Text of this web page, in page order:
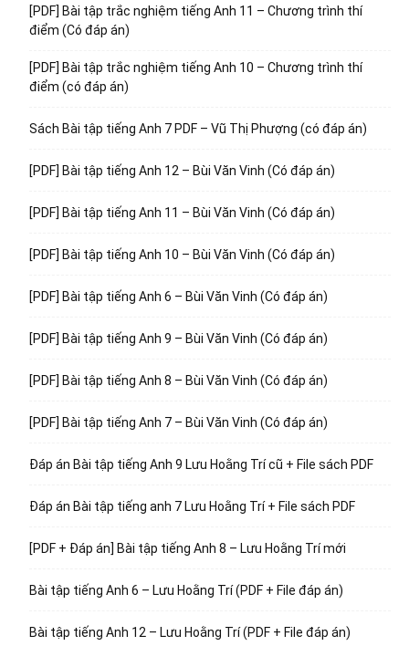
[PDF] Bài tập trắc nghiệm tiếng Anh 11 – Chương trình thí
điểm (Có đáp án)
[PDF] Bài tập trắc nghiệm tiếng Anh 10 – Chương trình thí
điểm (có đáp án)
Sách Bài tập tiếng Anh 7 PDF – Vũ Thị Phượng (có đáp án)
[PDF] Bài tập tiếng Anh 12 – Bùi Văn Vinh (Có đáp án)
[PDF] Bài tập tiếng Anh 11 – Bùi Văn Vinh (Có đáp án)
[PDF] Bài tập tiếng Anh 10 – Bùi Văn Vinh (Có đáp án)
[PDF] Bài tập tiếng Anh 6 – Bùi Văn Vinh (Có đáp án)
[PDF] Bài tập tiếng Anh 9 – Bùi Văn Vinh (Có đáp án)
[PDF] Bài tập tiếng Anh 8 – Bùi Văn Vinh (Có đáp án)
[PDF] Bài tập tiếng Anh 7 – Bùi Văn Vinh (Có đáp án)
Đáp án Bài tập tiếng Anh 9 Lưu Hoằng Trí cũ + File sách PDF
Đáp án Bài tập tiếng anh 7 Lưu Hoằng Trí + File sách PDF
[PDF + Đáp án] Bài tập tiếng Anh 8 – Lưu Hoằng Trí mới
Bài tập tiếng Anh 6 – Lưu Hoằng Trí (PDF + File đáp án)
Bài tập tiếng Anh 12 – Lưu Hoằng Trí (PDF + File đáp án)